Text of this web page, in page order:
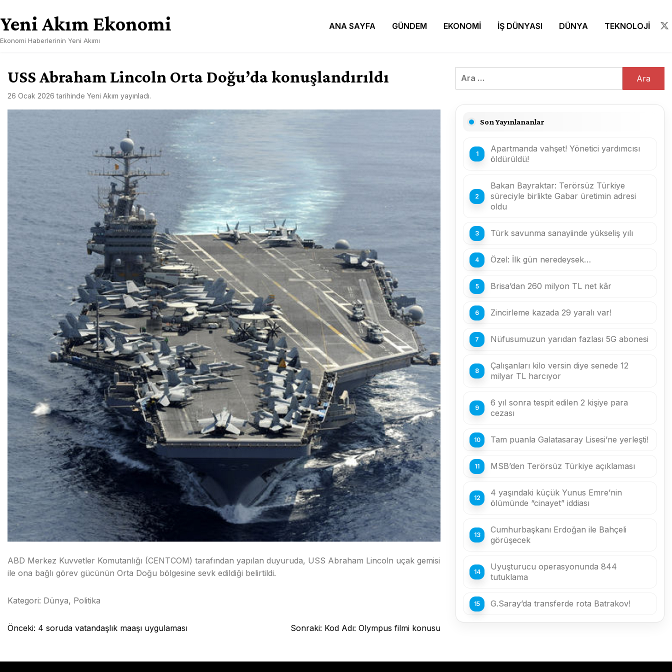
to
content
Yeni Akım Ekonomi
Ekonomi Haberlerinin Yeni Akımı
ANA SAYFA GÜNDEM EKONOMİ İŞ DÜNYASI DÜNYA TEKNOLOJİ
USS Abraham Lincoln Orta Doğu’da konuşlandırıldı
26 Ocak 2026 tarihinde Yeni Akım yayınladı.
ABD Merkez Kuvvetler Komutanlığı (CENTCOM) tarafından yapılan duyuruda, USS Abraham Lincoln uçak gemisi
ile ona bağlı görev gücünün Orta Doğu bölgesine sevk edildiği belirtildi.
Kategori: Dünya, Politika
Yazı
Önceki: 4 soruda vatandaşlık maaşı uygulaması Sonraki: Kod Adı: Olympus filmi konusu
Arama:
Son Yayınlananlar
Apartmanda vahşet! Yönetici yardımcısı
öldürüldü!
Bakan Bayraktar: Terörsüz Türkiye
süreciyle birlikte Gabar üretimin adresi
oldu
Türk savunma sanayiinde yükseliş yılı
Özel: İlk gün neredeysek…
Brisa’dan 260 milyon TL net kâr
Zincirleme kazada 29 yaralı var!
Nüfusumuzun yarıdan fazlası 5G abonesi
Çalışanları kilo versin diye senede 12
milyar TL harcıyor
6 yıl sonra tespit edilen 2 kişiye para
cezası
Tam puanla Galatasaray Lisesi’ne yerleşti!
MSB’den Terörsüz Türkiye açıklaması
4 yaşındaki küçük Yunus Emre’nin
ölümünde “cinayet” iddiası
Cumhurbaşkanı Erdoğan ile Bahçeli
görüşecek
Uyuşturucu operasyonunda 844
tutuklama
G.Saray’da transferde rota Batrakov!